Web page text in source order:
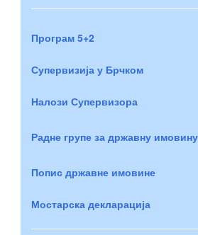
Програм 5+2
Супервизија у Брчком
Налози Супервизора
Радне групе за државну имовину
Попис државне имовине
Мостарска декларација